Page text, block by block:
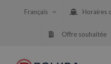
Français Horaires
Offre souhaitée